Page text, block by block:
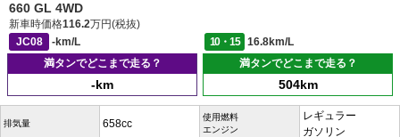
660 GL 4WD
新車時価格116.2万円(税抜)
JC08
-km/L 10・15
16.8km/L
満タンでどこまで走る？
-km
満タンでどこまで走る？
504km
排気量 658cc
使用燃料
エンジン
レギュラー
ガソリン